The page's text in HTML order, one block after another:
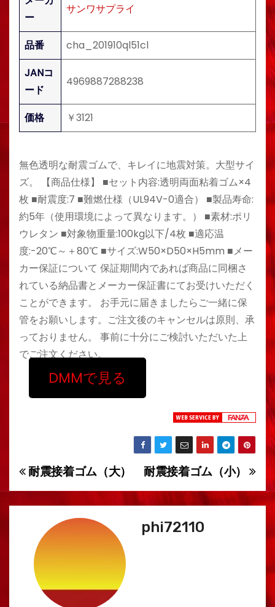
ー
サンワサプライ
品番
cha_201910ql51cl
JANコ
ード
4969887288238
価格 ￥3121
無色透明な耐震ゴムで、キレイに地震対策。大型サイ
ズ。 【商品仕様】 ■セット内容:透明両面粘着ゴム×4
枚 ■耐震度:7 ■難燃仕様（UL94V-0適合） ■製品寿命:
約5年（使用環境によって異なります。） ■素材:ポリ
ウレタン ■対象物重量:100kg以下/4枚 ■適応温
度:-20℃～＋80℃ ■サイズ:W50×D50×H5mm ■メー
カー保証について 保証期間内であれば商品に同梱さ
れている納品書とメーカー保証書にてお受けいただく
ことができます。 お手元に届きましたらご一緒に保
管をお願いします。ご注文後のキャンセルは原則、承
っておりません。 事前に十分にご検討いただいた上
でご注文ください。
DMMで見る
投
稿
ビ
ゲ
耐震接着ゴム（小）
耐震接着ゴム（大）
phi72110